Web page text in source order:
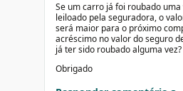
Se um carro já foi roubado
leiloado pela seguradora, o
será maior para o próximo
acréscimo no valor do seguro
já ter sido roubado alguma vez?
Obrigado